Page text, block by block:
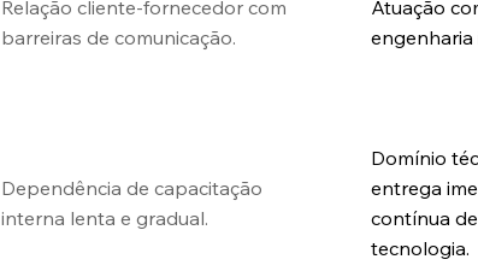
Atuação
engenharia
Relação cliente-fornecedor com
barreiras de comunicação.
Domínio
entrega
contínua
tecnologia.
Dependência de capacitação
interna lenta e gradual.